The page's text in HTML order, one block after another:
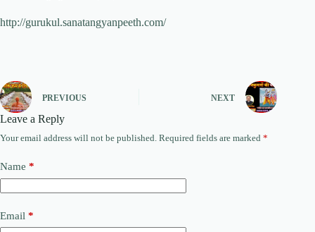
http://gurukul.sanatangyanpeeth.com/
PREVIOUS NEXT
Leave a Reply
Your email address will not be published. Required fields are marked *
Name *
Email *